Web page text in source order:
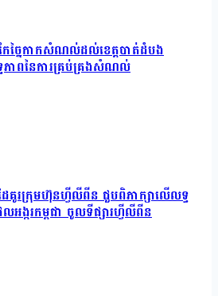
ច្នៃកាកសំណល់ដល់ខេត្តបាត់ដំបង
ភាពនៃការគ្រប់គ្រងសំណល់
ៃគូរក្រុមហ៊ុនហ្វីលីពីន ជួបពិភាក្សាលើលទ្ធ
ង្ករកម្ពុជា ចូលទីផ្សារហ្វីលីពីន